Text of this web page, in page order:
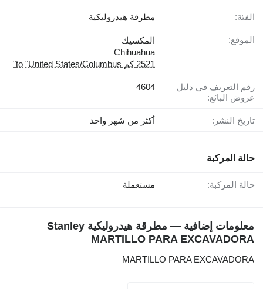
الفئة: مطرقة هيدروليكية
الموقع:
المكسيك
Chihuahua
2521 كم to "United States/Columbus"
رقم التعريف في دليل
عروض البائع:
4604
تاريخ النشر: أكثر من شهر واحد
حالة المركبة
حالة المركبة: مستعملة
معلومات إضافية — مطرقة هيدروليكية Stanley
MARTILLO PARA EXCAVADORA
MARTILLO PARA EXCAVADORA